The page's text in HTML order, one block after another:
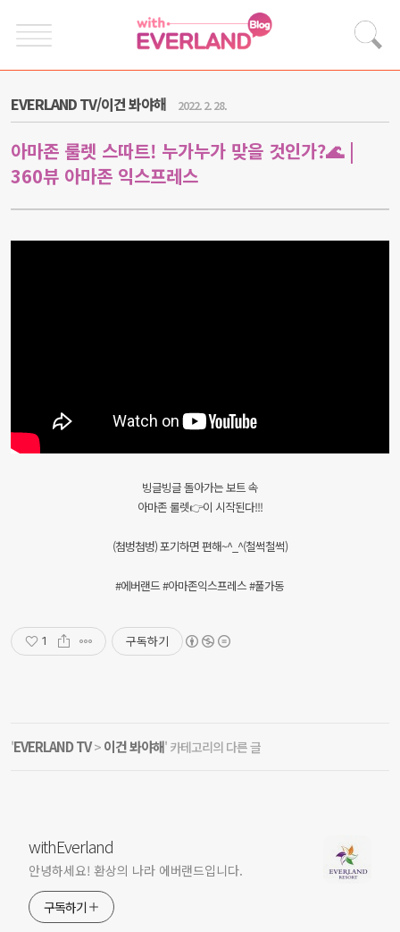
EVERLAND TV/이건 봐야해 2022. 2. 28.
아마존 룰렛 스따트! 누가누가 맞을 것인가?🌊 |
360뷰 아마존 익스프레스
빙글빙글 돌아가는 보트 속
아마존 룰렛👉이 시작된다!!!
(첨벙첨벙) 포기하면 편해~^_^(철썩철썩)
#에버랜드 #아마존익스프레스 #풀가동
1 구독하기
'EVERLAND TV> 이건 봐야해' 카테고리의 다른 글
withEverland
안녕하세요! 환상의 나라 에버랜드입니다.
구독하기